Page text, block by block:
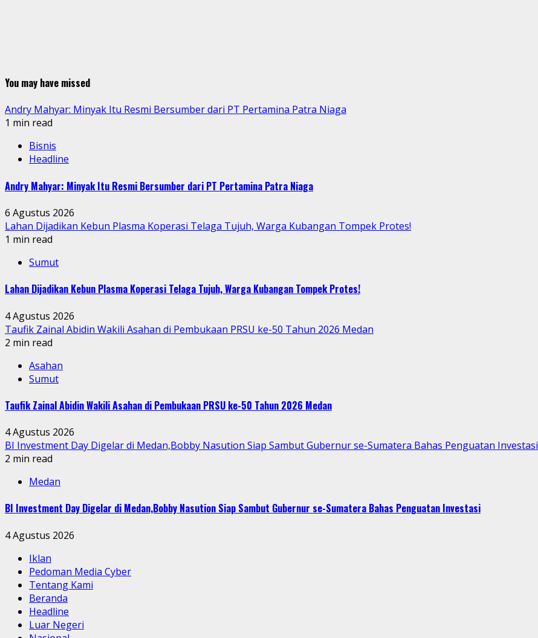
You may have missed
Andry Mahyar: Minyak Itu Resmi Bersumber dari PT Pertamina Patra Niaga
1 min read
Bisnis
Headline
Andry Mahyar: Minyak Itu Resmi Bersumber dari PT Pertamina Patra Niaga
6 Agustus 2026
Lahan Dijadikan Kebun Plasma Koperasi Telaga Tujuh, Warga Kubangan Tompek Protes!
1 min read
Sumut
Lahan Dijadikan Kebun Plasma Koperasi Telaga Tujuh, Warga Kubangan Tompek Protes!
4 Agustus 2026
Taufik Zainal Abidin Wakili Asahan di Pembukaan PRSU ke-50 Tahun 2026 Medan
2 min read
Asahan
Sumut
Taufik Zainal Abidin Wakili Asahan di Pembukaan PRSU ke-50 Tahun 2026 Medan
4 Agustus 2026
BI Investment Day Digelar di Medan,Bobby Nasution Siap Sambut Gubernur se-Sumatera Bahas Penguatan Investasi
2 min read
Medan
BI Investment Day Digelar di Medan,Bobby Nasution Siap Sambut Gubernur se-Sumatera Bahas Penguatan Investasi
4 Agustus 2026
Iklan
Pedoman Media Cyber
Tentang Kami
Beranda
Headline
Luar Negeri